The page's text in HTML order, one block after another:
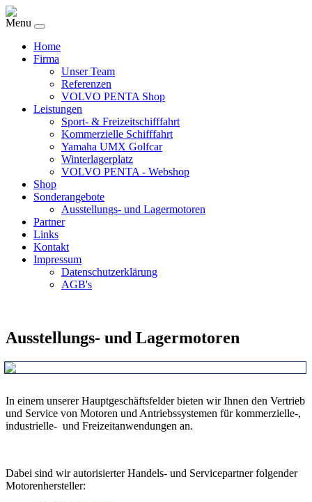
Menu
Home
Firma
Unser Team
Referenzen
VOLVO PENTA Shop
Leistungen
Sport- & Freizeitschifffahrt
Kommerzielle Schifffahrt
Yamaha UMX Golfcar
Winterlagerplatz
VOLVO PENTA - Webshop
Shop
Sonderangebote
Ausstellungs- und Lagermotoren
Partner
Links
Kontakt
Impressum
Datenschutzerklärung
AGB's
Ausstellungs- und Lagermotoren
In einem unserer Hauptgeschäftsfelder bieten wir Ihnen den Vertrieb
und Service von Motoren und Antriebssystemen für kommerzielle-,
industrielle- und Freizeitanwendungen an.
Dabei sind wir autorisierter Handels- und Servicepartner folgender
Motorenhersteller: